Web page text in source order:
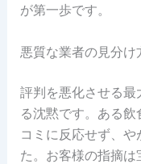
が第一歩です。
悪質な業者の見分け
評判を悪化させる
る沈黙です。ある
コミに反応せず、
た。お客様の指摘